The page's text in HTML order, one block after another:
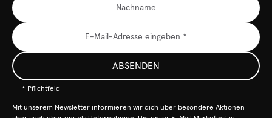
ABSENDEN
* Pflichtfeld
Mit unserem Newsletter informieren wir dich über besondere Aktionen